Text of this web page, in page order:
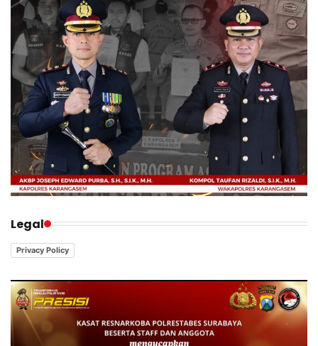
Legal
Privacy Policy